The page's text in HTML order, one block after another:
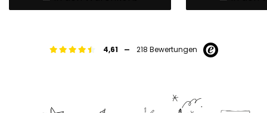
4,61 - 218 Bewertungen